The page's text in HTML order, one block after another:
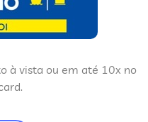
à vista ou em até 10x no